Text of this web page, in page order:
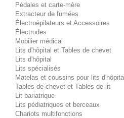
Pédales et carte-mère
Extracteur de fumées
Électroépilateurs et Accessoires
Électrodes
Mobilier médical
Lits d'hôpital et Tables de chevet
Lits d'hôpital
Lits spécialisés
Matelas et coussins pour lits d'hôpital
Tables de chevet et Tables de lit
Lit bariatrique
Lits pédiatriques et berceaux
Chariots multifonctions